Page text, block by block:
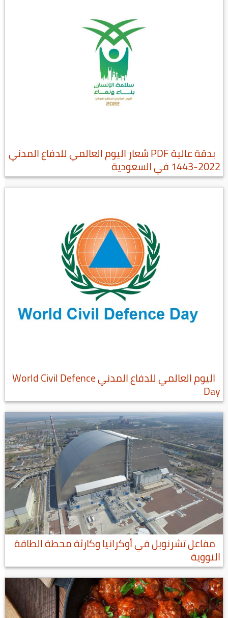
بدقة عالية PDF شعار اليوم العالمي للدفاع المدني
2022-1443 في السعودية
اليوم العالمي للدفاع المدني World Civil Defence
Day
مفاعل تشرنوبل في أوكرانيا وكارثة محطة الطاقة
النووية